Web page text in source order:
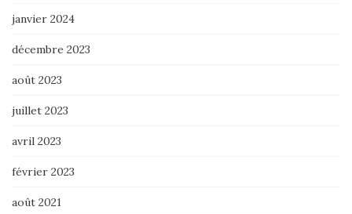
janvier 2024
décembre 2023
août 2023
juillet 2023
avril 2023
février 2023
août 2021